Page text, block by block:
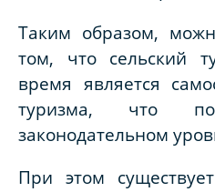
Таким образом,
том, что сельский
время является
туризма, что
законодательном
При этом